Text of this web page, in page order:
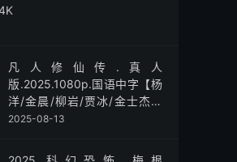
凡人修仙传.真人
版.2025.1080p.国语中字【杨
洋/金晨/柳岩/贾冰/金士杰】
【全30集】
2025-08-13